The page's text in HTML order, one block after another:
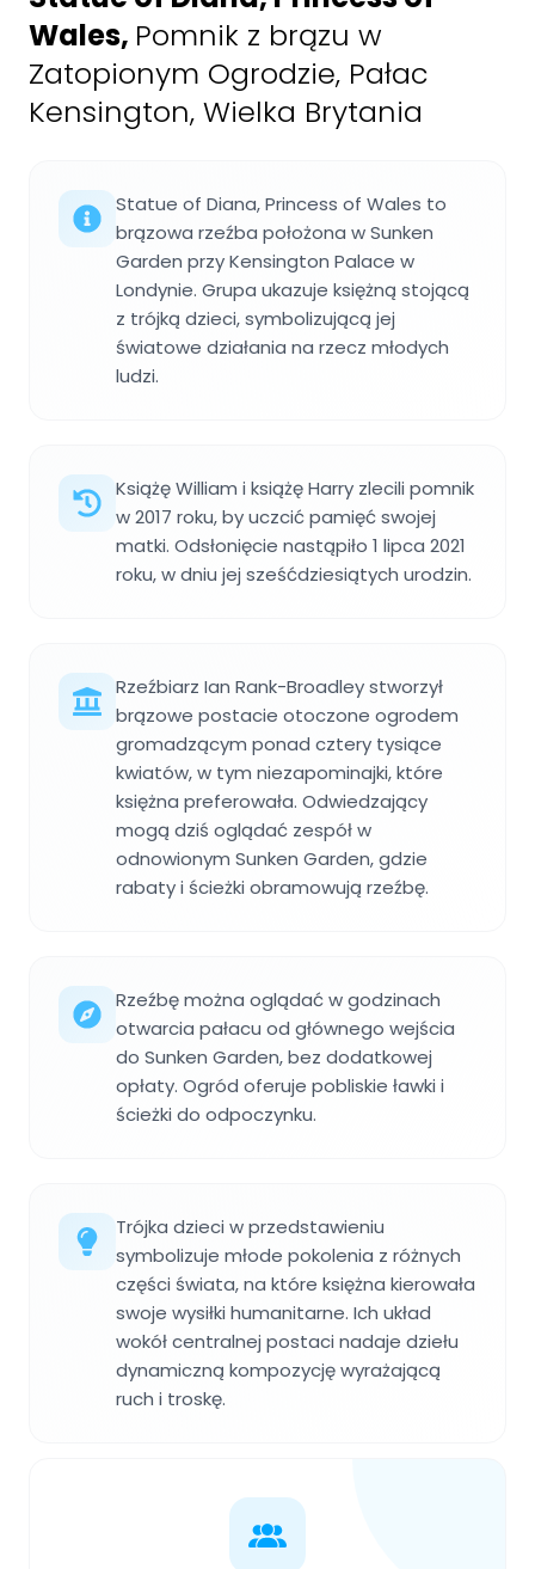
Wales, Pomnik z brązu w
Zatopionym Ogrodzie, Pałac
Kensington, Wielka Brytania
Statue of Diana, Princess of Wales to
brązowa rzeźba położona w Sunken
Garden przy Kensington Palace w
Londynie. Grupa ukazuje księżną stojącą
z trójką dzieci, symbolizującą jej
światowe działania na rzecz młodych
ludzi.
Książę William i książę Harry zlecili pomnik
w 2017 roku, by uczcić pamięć swojej
matki. Odsłonięcie nastąpiło 1 lipca 2021
roku, w dniu jej sześćdziesiątych urodzin.
Rzeźbiarz Ian Rank-Broadley stworzył
brązowe postacie otoczone ogrodem
gromadzącym ponad cztery tysiące
kwiatów, w tym niezapominajki, które
księżna preferowała. Odwiedzający
mogą dziś oglądać zespół w
odnowionym Sunken Garden, gdzie
rabaty i ścieżki obramowują rzeźbę.
Rzeźbę można oglądać w godzinach
otwarcia pałacu od głównego wejścia
do Sunken Garden, bez dodatkowej
opłaty. Ogród oferuje pobliskie ławki i
ścieżki do odpoczynku.
Trójka dzieci w przedstawieniu
symbolizuje młode pokolenia z różnych
części świata, na które księżna kierowała
swoje wysiłki humanitarne. Ich układ
wokół centralnej postaci nadaje dziełu
dynamiczną kompozycję wyrażającą
ruch i troskę.